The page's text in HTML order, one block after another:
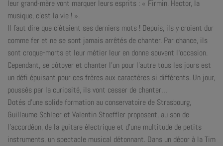
leur grand-mère vont marquer leurs esprits : « Firmin, Hector, la
musique, c’est la vie ! ».
Il faut dire que c’étaient ses derniers mots ! Depuis, ils y croient dur
comme fer et ne se sont jamais arrêtés de chanter. Par chance, ils
sont croque-morts et leur métier leur en donne souvent l‘occasion.
Cependant, se côtoyer et chanter l’un pour l’autre tous les jours est
un défi épuisant pour ces frères aux caractères si différents. Un jour,
poussés par la curiosité, ils vont cesser de chanter…
Dotés d’une solide formation au conservatoire de Strasbourg,
Guillaume Schleer et Valentin Stoeffler proposent, au son de
l’accordéon, de la guitare électrique et d’une multitude de petits
instruments, un spectacle musical détonnant. Dans un décor à la Tim